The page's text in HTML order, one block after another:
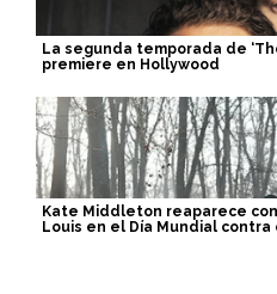
La segunda temporada de
premiere en Hollywood
Kate Middleton reaparece
Louis en el Día Mundial contra